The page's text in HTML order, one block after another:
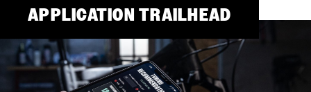
APPLICATION TRAILHEAD